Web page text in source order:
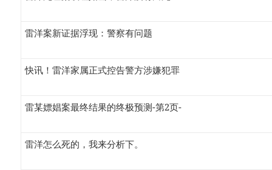
雷洋案新证据浮现：警察有问题
快讯！雷洋家属正式控告警方涉嫌犯罪
雷某嫖娼案最终结果的终极预测-第2页-
雷洋怎么死的，我来分析下。